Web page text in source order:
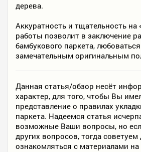
дерева.
Аккуратность и тщательность на
работы позволит в заключение
бамбукового паркета,
замечательным оригинальным
Данная статья/обзор несёт
характер, для того, чтобы Вы
представление о правилах
паркета. Надеемся статья
возможные Ваши вопросы, но
других вопросов, тогда советуем
ознакомляться с материалами